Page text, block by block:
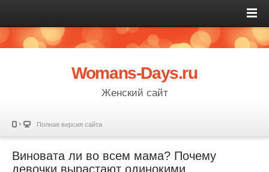
Womans-Days.ru
Женский сайт
Полная версия сайта
Виновата ли во всем мама? Почему
девочки вырастают одинокими